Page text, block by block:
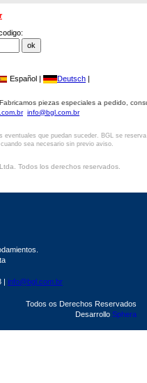
Español | Deutsch |
piezas especiales a pedido,
info@bgl.com.br
que puedan suceder. BGL se
sea necesario sin previo aviso.
Todos los derechos reservados.
| info@bgl.com.br
Todos os Derechos Reservados
Desarrollo Sphera